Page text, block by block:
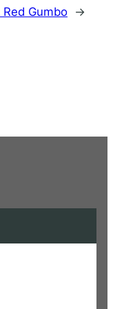
Red Gumbo →